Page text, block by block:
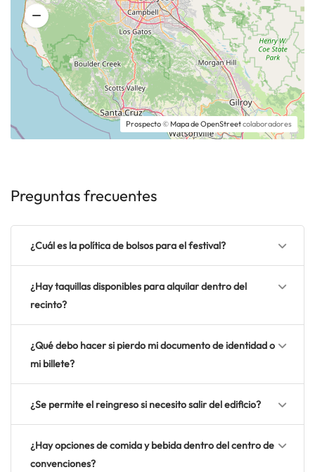
Prospecto© Mapa de OpenStreetcolaboradores
Preguntas frecuentes
¿Cuál es la política de bolsos para el festival?
¿Hay taquillas disponibles para alquilar dentro del
recinto?
¿Qué debo hacer si pierdo mi documento de identidad o
mi billete?
¿Se permite el reingreso si necesito salir del edificio?
¿Hay opciones de comida y bebida dentro del centro de
convenciones?